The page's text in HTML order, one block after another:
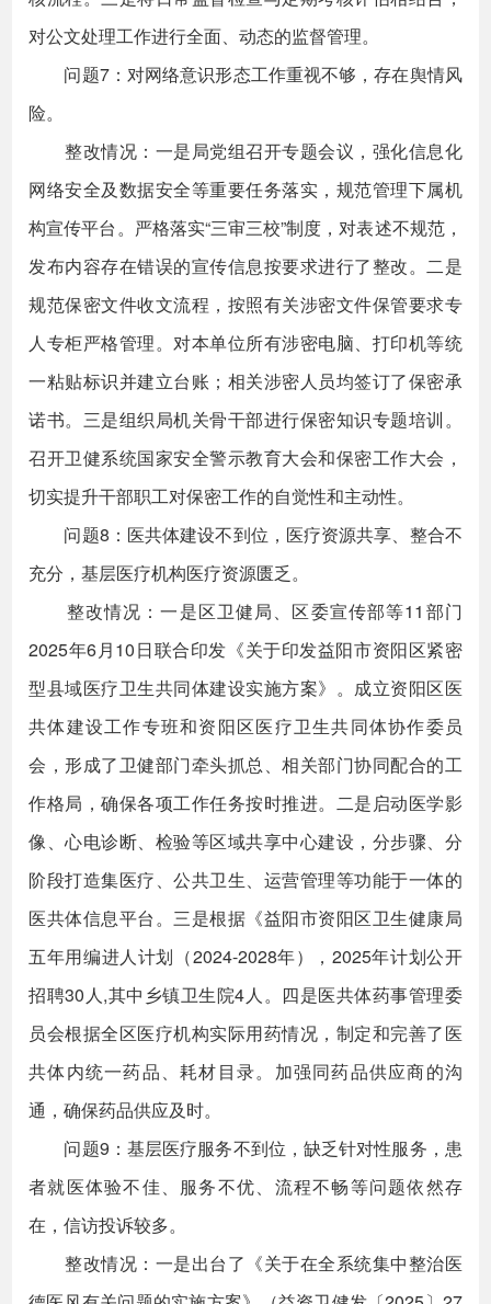
对公文处理工作进行全面、动态的监督管理。
问题7：对网络意识形态工作重视不够，存在舆情风
险。
整改情况：一是局党组召开专题会议，强化信息化
网络安全及数据安全等重要任务落实，规范管理下属机
构宣传平台。严格落实“三审三校”制度，对表述不规范，
发布内容存在错误的宣传信息按要求进行了整改。二是
规范保密文件收文流程，按照有关涉密文件保管要求专
人专柜严格管理。对本单位所有涉密电脑、打印机等统
一粘贴标识并建立台账；相关涉密人员均签订了保密承
诺书。三是组织局机关骨干部进行保密知识专题培训。
召开卫健系统国家安全警示教育大会和保密工作大会，
切实提升干部职工对保密工作的自觉性和主动性。
问题8：医共体建设不到位，医疗资源共享、整合不
充分，基层医疗机构医疗资源匮乏。
整改情况：一是区卫健局、区委宣传部等11部门
2025年6月10日联合印发《关于印发益阳市资阳区紧密
型县域医疗卫生共同体建设实施方案》。成立资阳区医
共体建设工作专班和资阳区医疗卫生共同体协作委员
会，形成了卫健部门牵头抓总、相关部门协同配合的工
作格局，确保各项工作任务按时推进。二是启动医学影
像、心电诊断、检验等区域共享中心建设，分步骤、分
阶段打造集医疗、公共卫生、运营管理等功能于一体的
医共体信息平台。三是根据《益阳市资阳区卫生健康局
五年用编进人计划（2024-2028年），2025年计划公开
招聘30人,其中乡镇卫生院4人。四是医共体药事管理委
员会根据全区医疗机构实际用药情况，制定和完善了医
共体内统一药品、耗材目录。加强同药品供应商的沟
通，确保药品供应及时。
问题9：基层医疗服务不到位，缺乏针对性服务，患
者就医体验不佳、服务不优、流程不畅等问题依然存
在，信访投诉较多。
整改情况：一是出台了《关于在全系统集中整治医